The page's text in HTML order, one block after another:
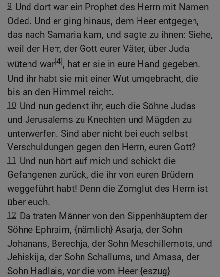
9 Und dort war ein Prophet des Herrn mit Namen
Oded. Und er ging hinaus, dem Heer entgegen,
das nach Samaria kam, und sagte zu ihnen: Siehe,
weil der Herr, der Gott eurer Väter, über Juda
wütend war[4], hat er sie in eure Hand gegeben.
Und ihr habt sie mit einer Wut umgebracht, die
bis an den Himmel reicht.
10 Und nun gedenkt ihr, euch die Söhne Judas
und Jerusalems zu Knechten und Mägden zu
unterwerfen. Sind aber nicht bei euch selbst
Verschuldungen gegen den Herrn, euren Gott?
11 Und nun hört auf mich und schickt die
Gefangenen zurück, die ihr von euren Brüdern
weggeführt habt! Denn die Zornglut des Herrn ist
über euch.
12 Da traten Männer von den Sippenhäuptern der
Söhne Ephraim, {nämlich} Asarja, der Sohn
Johanans, Berechja, der Sohn Meschillemots, und
Jehiskija, der Sohn Schallums, und Amasa, der
Sohn Hadlais, vor die vom Heer {eszug}